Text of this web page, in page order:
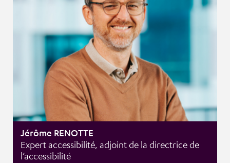
Jérôme RENOTTE
Expert accessibilité, adjoint de la directrice de
l’accessibilité